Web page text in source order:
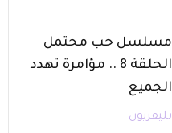
مسلسل حب محتمل
الحلقة 8 .. مؤامرة تهدد
الجميع
تليفزيون